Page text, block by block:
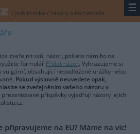
/ publicistika / názory a komentáře ☰
zveřejnit svůj názor, pošlete nám ho na
formulář Přidat názor. Vyhrazujeme si
obsahující nepodložené urážky nebo
Pokud výslovně neuvedete opak,
se zveřejněním vašeho názoru v
prezentované příspěvky vyjadřují názory jejich
připravujeme na EU? Máme na víc!